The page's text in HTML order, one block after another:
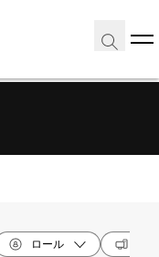
ロール